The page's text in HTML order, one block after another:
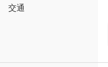
交通